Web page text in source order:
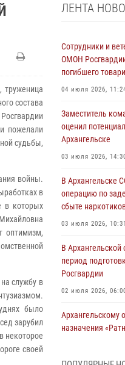
труженица
состава
пожелали
судьбы,
войны.
в
в которых
оптимизм,
службу в
было
зарубил
некоторое
своей
ЛЕНТА
Сотрудники и
ОМОН
погибшего
04 июля 2026,
Заместитель
оценил
Архангельске
03 июля 2026,
В Архангельске
операцию по
сбыте
03 июля 2026, 10:31
В Архангельской
период
Росгвардии
02 июля 2026,
Архангельскому
назначения